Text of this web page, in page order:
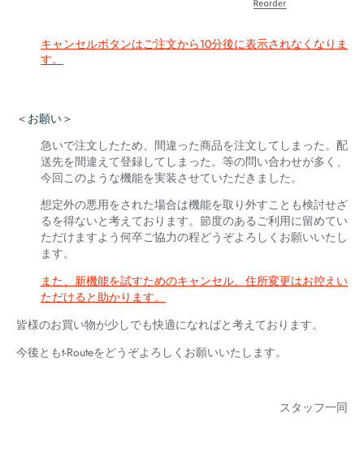
キャンセルボタンはご注文から10分後に表示されなくなりま
す。
＜お願い＞
急いで注文したため、間違った商品を注文してしまった。配
送先を間違えて登録してしまった。等の問い合わせが多く、
今回このような機能を実装させていただきました。
想定外の悪用をされた場合は機能を取り外すことも検討せざ
るを得ないと考えております。節度のあるご利用に留めてい
ただけますよう何卒ご協力の程どうぞよろしくお願いいたし
ます。
また、新機能を試すためのキャンセル、住所変更はお控えい
ただけると助かります。
皆様のお買い物が少しでも快適になればと考えております。
今後ともt-Routeをどうぞよろしくお願いいたします。
スタッフ一同